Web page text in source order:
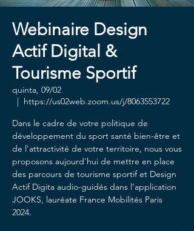
Webinaire Design
Actif Digital &
Tourisme Sportif
quinta, 09/02
  |
https://us02web.zoom.us/j/8063553722
Dans le cadre de votre politique de
développement du sport santé bien-être et
de l'attractivité de votre territoire, nous vous
proposons aujourd’hui de mettre en place
des parcours de tourisme sportif et Design
Actif Digita audio-guidés dans l’application
JOOKS, lauréate France Mobilités Paris
2024.